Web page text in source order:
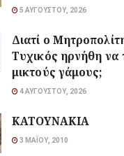
5 ΑΥΓΟΎΣΤΟΥ, 2026
Διατί ο
Τυχικός ηρνήθη να
μικτούς γάμους;
4 ΑΥΓΟΎΣΤΟΥ, 2026
ΚΑΤΟΥΝΑΚΙΑ
3 ΜΑΪ́ΟΥ, 2010